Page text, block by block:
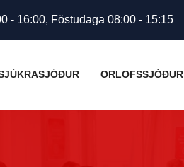
- 16:00, Föstudaga 08:00 - 15:15
ORLOFSSJÓÐUR